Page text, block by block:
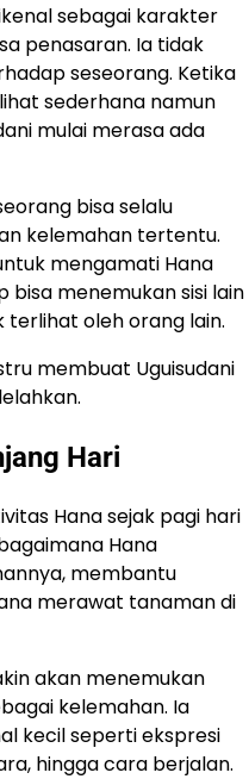
sebagai karakter
penasaran. Ia tidak
seseorang. Ketika
sederhana namun
mulai merasa ada
bisa selalu
kelemahan tertentu.
mengamati Hana
menemukan sisi lain
terlihat oleh orang lain.
membuat Uguisudani
Hari
Hana sejak pagi hari
Hana
membantu
merawat tanaman di
akan menemukan
kelemahan. Ia
kecil seperti ekspresi
hingga cara berjalan.